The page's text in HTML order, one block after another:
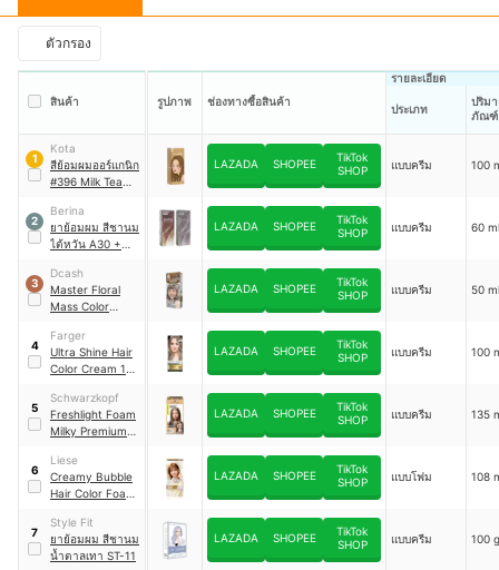
ตัวกรอง
สินค้า รูปภาพ ช่องทางซื้อสินค้า
รายละเอียด
ประเภท
ปริม
ภัณฑ์
1
Kota
สีย้อมผมออร์แกนิก
#396 Milk Tea
LAZADA SHOPEE
TikTok
SHOP
แบบครีม 100
2
Berina
ยาย้อมผม สีชานม
ไต้หวัน A30 +
LAZADA SHOPEE
TikTok
SHOP
แบบครีม 60 ml
3
Dcash
Master Floral
Mass Color
Brown Ash Milk
Tea
LAZADA SHOPEE
TikTok
SHOP
แบบครีม 50 ml
4
Farger
Ultra Shine Hair
Color Cream 11-
Beige
LAZADA SHOPEE
TikTok
SHOP
แบบครีม 100
5
Schwarzkopf
Freshlight Foam
Milky Premium
LAZADA SHOPEE
TikTok
SHOP
แบบครีม 135
6
Liese
Creamy Bubble
Hair Color Foam
LAZADA SHOPEE
TikTok
SHOP
แบบโฟม 108
7
Style Fit
ยาย้อมผม สีชานม
น้ำตาลเทา ST-11
LAZADA SHOPEE
TikTok
SHOP
แบบครีม 100 g